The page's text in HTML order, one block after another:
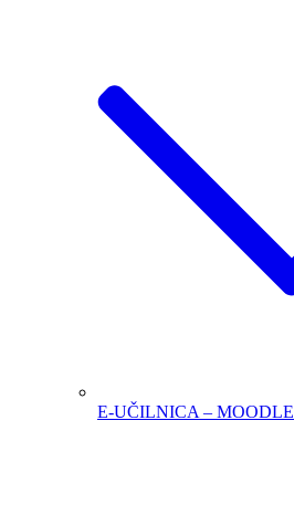
E-UČILNICA – MOODLE